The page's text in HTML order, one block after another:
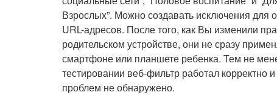
Взрослых”. Можно создавать исключения для
URL-адресов. После того, как Вы изменили
родительском устройстве, они не сразу
смартфоне или планшете ребенка. Тем не
тестировании веб-фильтр работал корректно
проблем не обнаружено.